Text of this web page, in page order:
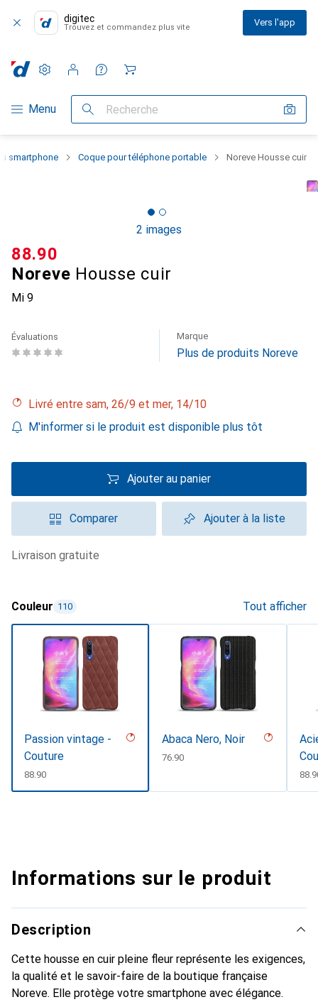
digitec
Trouvez et commandez plus vite Vers l'app
Navigation par catégorie
Menu Recherche
Paramètres
Compte client
Listes de comparaison
Listes d'envies
Panier
smartphone Coque pour téléphone portable Noreve Housse cuir
2 images
Noreve Housse cuir
Mi 9
CHF
88.90
Évaluations Marque
Plus de produits Noreve
Livré entre sam, 26/9 et mer, 14/10
M'informer si le produit est disponible plus tôt
Ajouter au panier
Comparer Ajouter à la liste
livraison gratuite
Couleur 110 Tout afficher
Passion vintage -
Couture
CHF
88.90
Abaca Nero, Noir
CHF
76.90
CHF
Informations sur le produit
Description
Cette housse en cuir pleine fleur représente les exigences,
la qualité et le savoir-faire de la boutique française
Noreve. Elle protège votre smartphone avec élégance.